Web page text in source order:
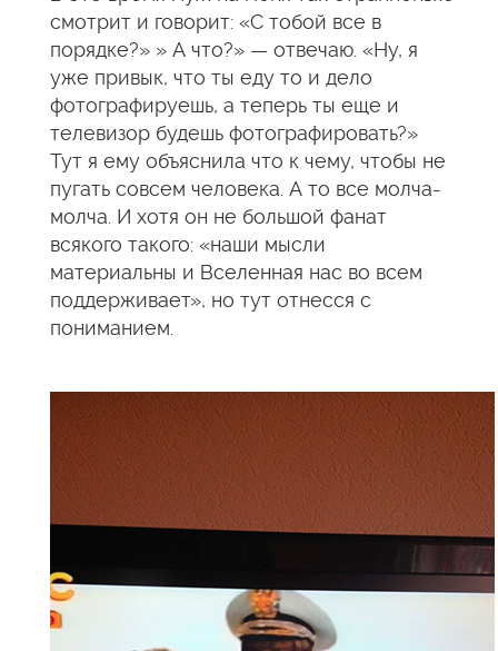
смотрит и говорит: «С тобой все в
порядке?» » А что?» — отвечаю. «Ну, я
уже привык, что ты еду то и дело
фотографируешь, а теперь ты еще и
телевизор будешь фотографировать?»
Тут я ему объяснила что к чему, чтобы не
пугать совсем человека. А то все молча-
молча. И хотя он не большой фанат
всякого такого: «наши мысли
материальны и Вселенная нас во всем
поддерживает», но тут отнесся с
пониманием.